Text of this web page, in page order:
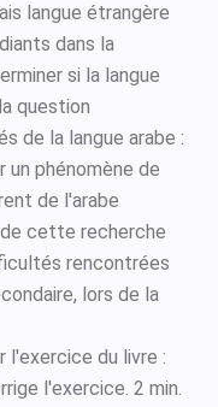
langue étrangère
dans la
si la langue
question
de la langue arabe :
un phénomène de
de l'arabe
de cette recherche
rencontrées
lors de la
l'exercice du livre :
l'exercice. 2 min.